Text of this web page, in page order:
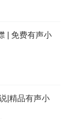
| 免费有声小
|精品有声小